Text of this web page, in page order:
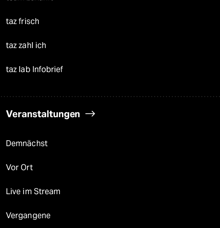
taz frisch
taz zahl ich
taz lab Infobrief
Veranstaltungen
Demnächst
Vor Ort
Live im Stream
Vergangene